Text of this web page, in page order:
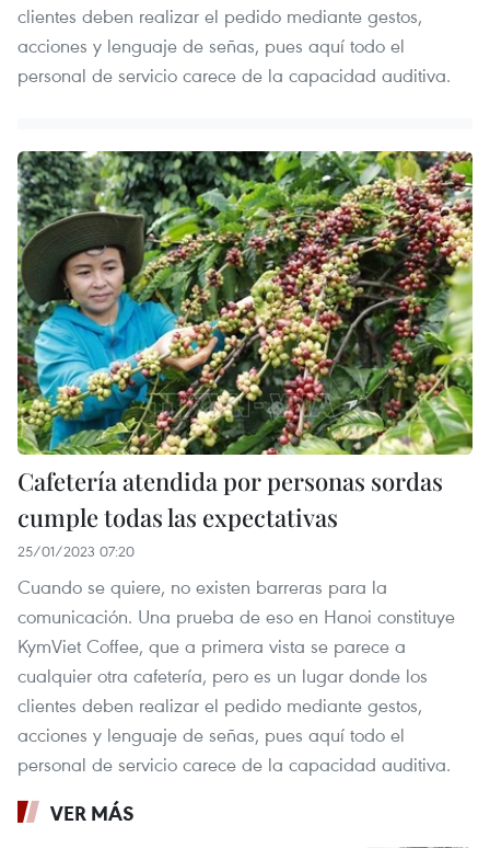
clientes deben realizar el pedido mediante gestos,
acciones y lenguaje de señas, pues aquí todo el
personal de servicio carece de la capacidad auditiva.
Cafetería atendida por personas sordas
cumple todas las expectativas
25/01/2023 07:20
Cuando se quiere, no existen barreras para la
comunicación. Una prueba de eso en Hanoi constituye
KymViet Coffee, que a primera vista se parece a
cualquier otra cafetería, pero es un lugar donde los
clientes deben realizar el pedido mediante gestos,
acciones y lenguaje de señas, pues aquí todo el
personal de servicio carece de la capacidad auditiva.
VER MÁS